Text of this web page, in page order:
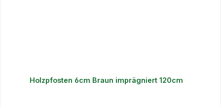
Holzpfosten 6cm Braun imprägniert 120cm